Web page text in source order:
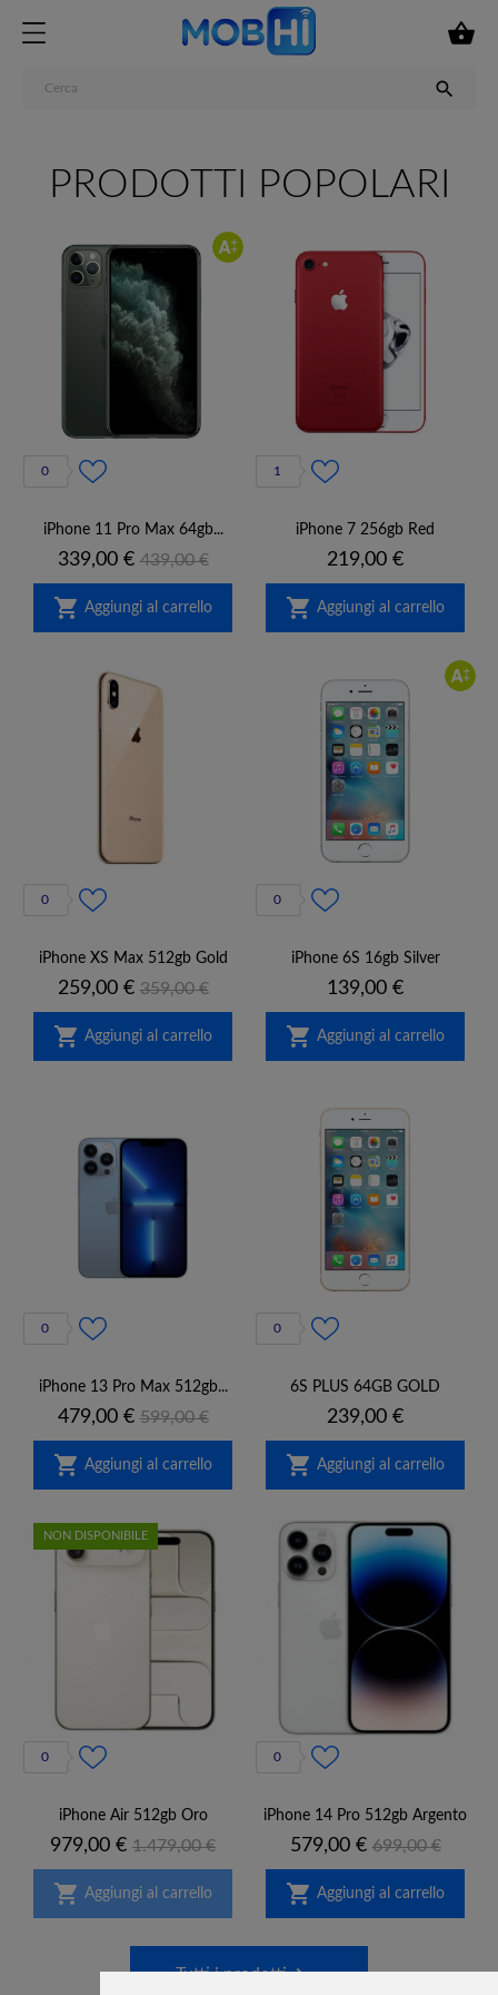


PRODOTTI POPOLARI
0
iPhone 11 Pro Max 64gb...
Prezzo
339,00 € Prezzo
base
439,00 €
 Aggiungi al carrello
1
iPhone 7 256gb Red
Prezzo
219,00 €
 Aggiungi al carrello
0
iPhone XS Max 512gb Gold
Prezzo
259,00 € Prezzo
base
359,00 €
 Aggiungi al carrello
0
iPhone 6S 16gb Silver
Prezzo
139,00 €
 Aggiungi al carrello
0
iPhone 13 Pro Max 512gb...
Prezzo
479,00 € Prezzo
base
599,00 €
 Aggiungi al carrello
0
6S PLUS 64GB GOLD
Prezzo
239,00 €
 Aggiungi al carrello
0
iPhone Air 512gb Oro
Prezzo
979,00 € Prezzo
base
1.479,00 €
 Aggiungi al carrello
NON DISPONIBILE
0
iPhone 14 Pro 512gb Argento
Prezzo
579,00 € Prezzo
base
699,00 €
 Aggiungi al carrello
Tutti i prodotti